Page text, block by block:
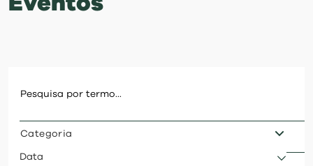
investir
balcão digital
Categoria
Data